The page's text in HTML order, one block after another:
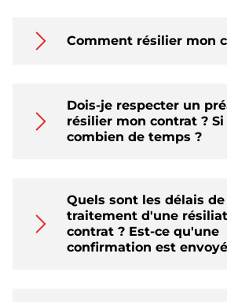
Comment résilier mon
Dois-je respecter un
résilier mon contrat ? Si
combien de temps ?
Quels sont les délais de
traitement d'une
contrat ? Est-ce qu'une
confirmation est